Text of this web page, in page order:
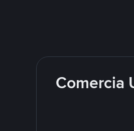
Comercia